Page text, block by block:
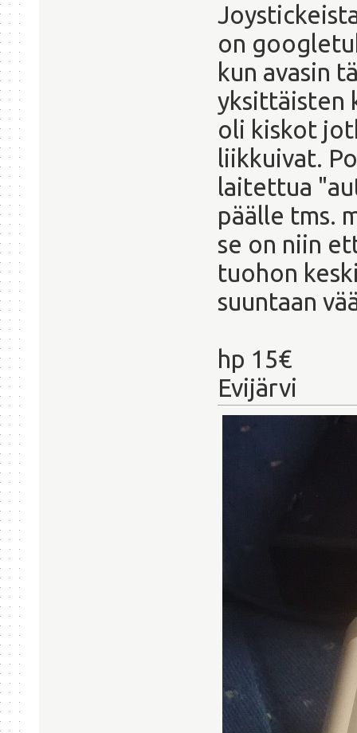
on
kun avasin
yksittäisten
oli kiskot
liikkuivat.
laitettua
päälle tms.
se on niin
tuohon
suuntaan
hp 15€
Evijärvi